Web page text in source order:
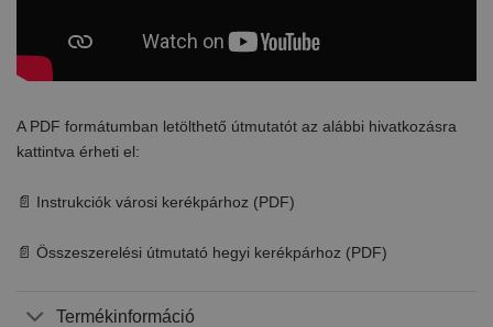
A PDF formátumban letölthető útmutatót az alábbi hivatkozásra
kattintva érheti el:
📄 Instrukciók városi kerékpárhoz (PDF)
📄 Összeszerelési útmutató hegyi kerékpárhoz (PDF)
Termékinformáció